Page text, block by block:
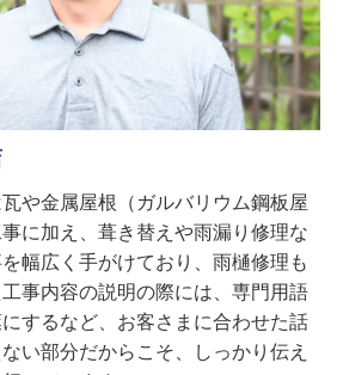
や金属屋根（ガルバリウム鋼板屋
に加え、葺き替えや雨漏り修理な
幅広く手がけており、雨樋修理も
事内容の説明の際には、専門用語
するなど、お客さまに合わせた話
い部分だからこそ、しっかり伝え